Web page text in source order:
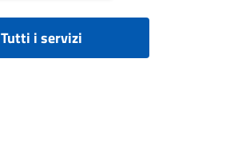
Tutti i servizi